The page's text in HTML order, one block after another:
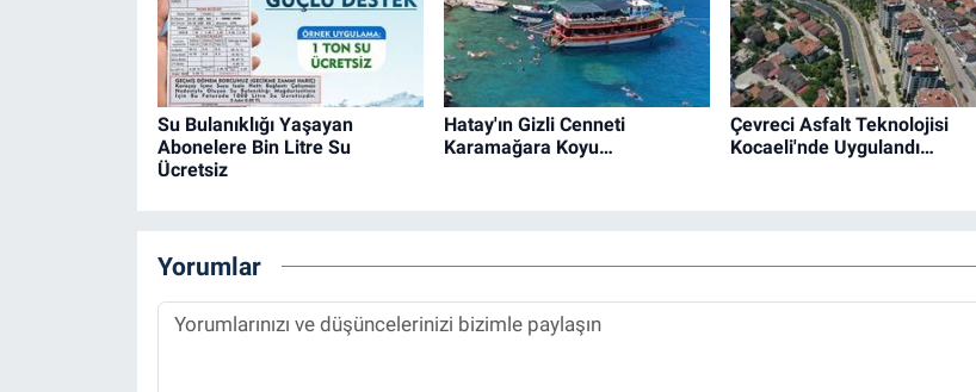
Su Bulanıklığı Yaşayan
Abonelere Bin Litre Su
Ücretsiz
Hatay'ın Gizli Cenneti
Karamağara Koyu…
Çevreci Asfalt Teknolojisi
Kocaeli'nde Uygulandı…
Yorumlar